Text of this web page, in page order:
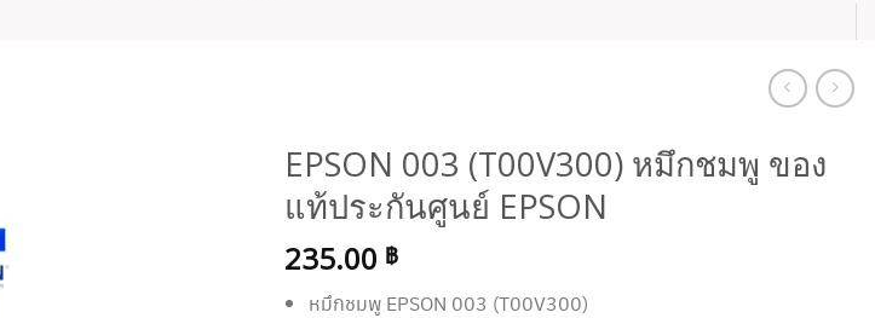
EPSON 003 (T00V300) หมึกชมพู ของ
แท้ประกันศูนย์ EPSON
235.00 ฿
หมึกชมพู EPSON 003 (T00V300)